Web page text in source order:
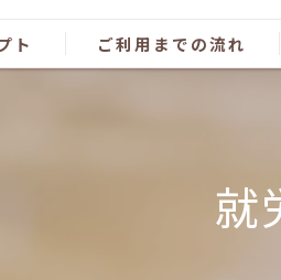
ト ご利用までの流れ
就